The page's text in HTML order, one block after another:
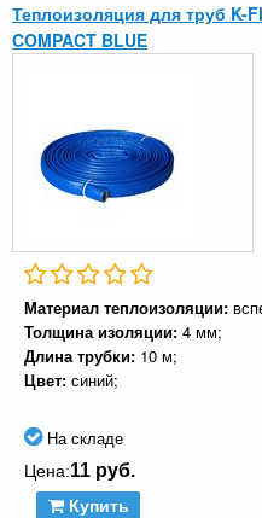
Теплоизоляция для труб K-
COMPACT BLUE
Материал теплоизоляции:
Толщина изоляции: 4 мм;
Длина трубки: 10 м;
Цвет: синий;
На складе
Цена:11 руб.
Купить